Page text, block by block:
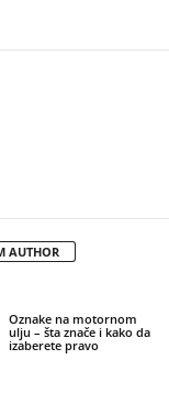
AUTHOR
Oznake na motornom
ulju – šta znače i kako da
izaberete pravo